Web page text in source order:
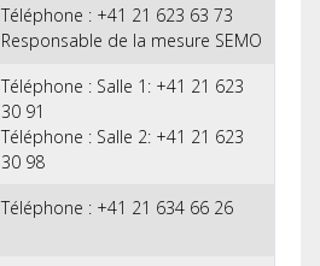
Téléphone : +41 21 623 63 73
Responsable de la mesure SEMO
Téléphone : Salle 1: +41 21 623
30 91
Téléphone : Salle 2: +41 21 623
30 98
Téléphone : +41 21 634 66 26